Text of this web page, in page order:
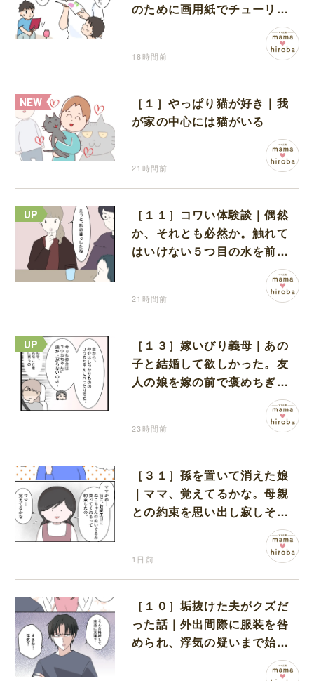
のために画用紙でチューリッ
プを作っていただけだった
18時間前
［１］やっぱり猫が好き｜我
が家の中心には猫がいる
21時間前
［１１］コワい体験談｜偶然
か、それとも必然か。触れて
はいけない５つ目の水を前に
21時間前
［１３］嫁いびり義母｜あの
子と結婚して欲しかった。友
人の娘を嫁の前で褒めちぎる
23時間前
［３１］孫を置いて消えた娘
｜ママ、覚えてるかな。母親
との約束を思い出し寂しそう
1日前
［１０］垢抜けた夫がクズだ
った話｜外出間際に服装を咎
められ、浮気の疑いまで始め